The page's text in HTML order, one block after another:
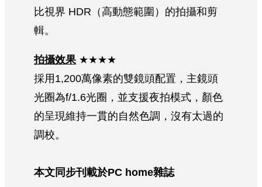
比視界 HDR（高動態範圍）的拍攝和剪
輯。
拍攝效果 ★★★★
採用1,200萬像素的雙鏡頭配置，主鏡頭
光圈為f/1.6光圈，並支援夜拍模式，顏色
的呈現維持一貫的自然色調，沒有太過的
調校。
本文同步刊載於PC home雜誌